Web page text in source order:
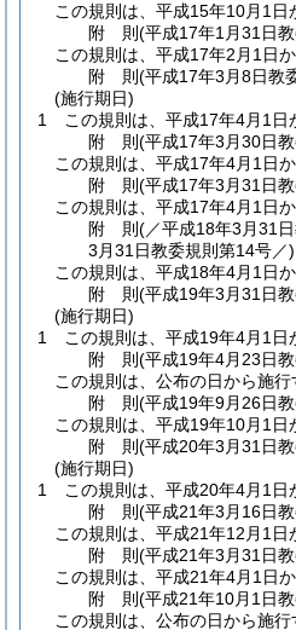
この規則は、平成15年10月1日
附 則(平成17年1月31日
この規則は、平成17年2月1日か
附 則(平成17年3月8日教
(施行期日)
1
この規則は、平成17年4月1日
附 則(平成17年3月30日
この規則は、平成17年4月1日か
附 則(平成17年3月31日
この規則は、平成17年4月1日か
附 則(／平成18年3月31
3月31日教委規則第14号／)
この規則は、平成18年4月1日か
附 則(平成19年3月31日
(施行期日)
1
この規則は、平成19年4月1日
附 則(平成19年4月23日
この規則は、公布の日から施行
附 則(平成19年9月26日
この規則は、平成19年10月1日
附 則(平成20年3月31日
(施行期日)
1
この規則は、平成20年4月1日
附 則(平成21年3月16日
この規則は、平成21年12月1日
附 則(平成21年3月31日
この規則は、平成21年4月1日か
附 則(平成21年10月1日
この規則は、公布の日から施行